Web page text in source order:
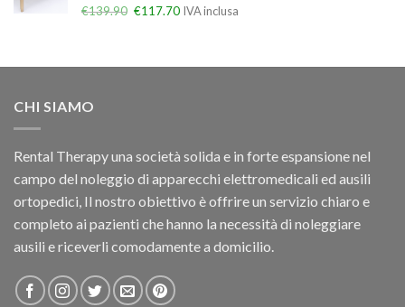
€139.90 €117.70 IVA inclusa
CHI SIAMO
Rental Therapy una società solida e in forte espansione nel
campo del noleggio di apparecchi elettromedicali ed ausili
ortopedici, Il nostro obiettivo è offrire un servizio chiaro e
completo ai pazienti che hanno la necessità di noleggiare
ausili e riceverli comodamente a domicilio.